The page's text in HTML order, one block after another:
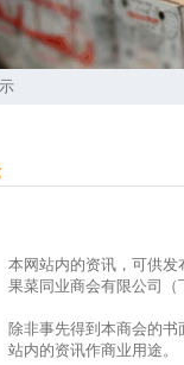
本网站内的资讯，可供
果菜同业商会有限公司（
除非事先得到本商会的
站内的资讯作商业用途。